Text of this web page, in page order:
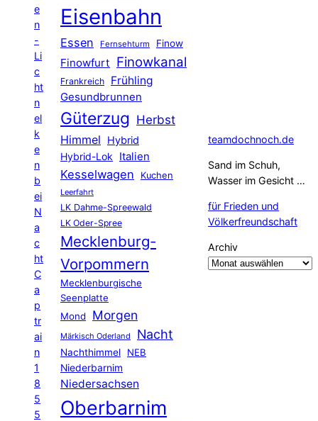
e
n
-
Li
c
ht
n
el
k
e
n
b
ei
N
a
c
ht
C
a
p
tr
ai
n
1
8
5
5
Eisenbahn
Essen Fernsehturm Finow
Finowfurt Finowkanal
Frankreich Frühling
Gesundbrunnen
Güterzug Herbst
Himmel
Hybrid
Hybrid-Lok Italien
Kesselwagen Kuchen
Leerfahrt
LK Dahme-Spreewald
LK Oder-Spree
Mecklenburg-
Vorpommern
Mecklenburgische
Seenplatte
Mond
Morgen
Märkisch Oderland Nacht
Nachthimmel
NEB
Niederbarnim
Niedersachsen
Oberbarnim
teamdochnoch.de
Sand im Schuh,
Wasser im Gesicht …
für Frieden und
Völkerfreundschaft
Archiv